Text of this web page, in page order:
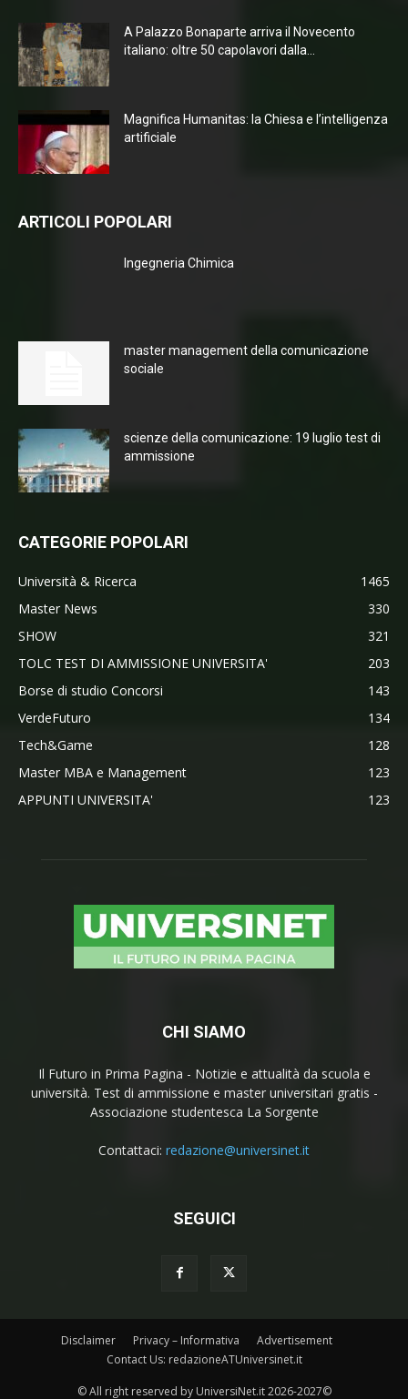
A Palazzo Bonaparte arriva il Novecento
italiano: oltre 50 capolavori dalla...
Magnifica Humanitas: la Chiesa e l’intelligenza
artificiale
ARTICOLI POPOLARI
Ingegneria Chimica
master management della comunicazione
sociale
scienze della comunicazione: 19 luglio test di
ammissione
CATEGORIE POPOLARI
Università & Ricerca
1465
Master News
330
SHOW
321
TOLC TEST DI AMMISSIONE UNIVERSITA'
203
Borse di studio Concorsi
143
VerdeFuturo
134
Tech&Game
128
Master MBA e Management
123
APPUNTI UNIVERSITA'
123
CHI SIAMO
Il Futuro in Prima Pagina - Notizie e attualità da scuola e
università. Test di ammissione e master universitari gratis -
Associazione studentesca La Sorgente
Contattaci: redazione@universinet.it
SEGUICI
Disclaimer Privacy – Informativa
Advertisement
Contact Us: redazioneATUniversinet.it
© All right reserved by UniversiNet.it 2026-2027©